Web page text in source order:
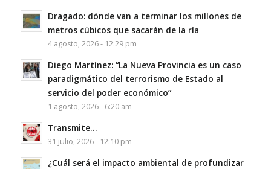
Dragado: dónde van a terminar los millones de
metros cúbicos que sacarán de la ría
4 agosto, 2026 - 12:29 pm
Diego Martínez: “La Nueva Provincia es un caso
paradigmático del terrorismo de Estado al
servicio del poder económico”
1 agosto, 2026 - 6:20 am
Transmite…
31 julio, 2026 - 12:10 pm
¿Cuál será el impacto ambiental de profundizar